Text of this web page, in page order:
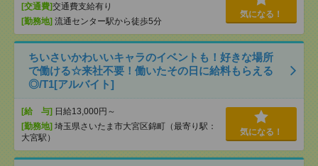
[交通費]交通費支給有り
[勤務地] 流通センター駅から徒歩5分
気になる！
ちいさいかわいいキャラのイベントも！好きな場所
で働ける☆来社不要！働いたその日に給料もらえる
◎/T1[アルバイト]
[給 与] 日給13,000円～
[勤務地] 埼玉県さいたま市大宮区錦町（最寄り駅：
大宮駅）
気になる！